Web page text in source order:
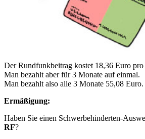
Der Rundfunkbeitrag kostet 18,36 Euro
Man bezahlt aber für 3 Monate auf einmal.
Man bezahlt also alle 3 Monate 55,08 Euro.
Ermäßigung:
Haben Sie einen Schwerbehinderten-
RF?